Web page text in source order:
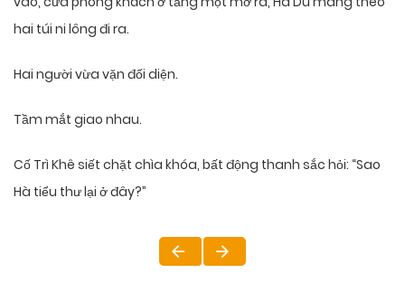
hai túi ni lông đi ra.
Hai người vừa vặn đối diện.
Tầm mắt giao nhau.
Cố Trì Khê siết chặt chìa khóa, bất động thanh sắc hỏi: “Sao
Hà tiểu thư lại ở đây?”